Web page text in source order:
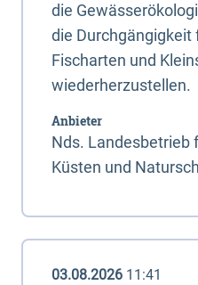
die
die Durchgängigkeit
Fischarten und
wiederherzustellen.
Anbieter
Nds. Landesbetrieb
Küsten und
03.08.2026 11:41